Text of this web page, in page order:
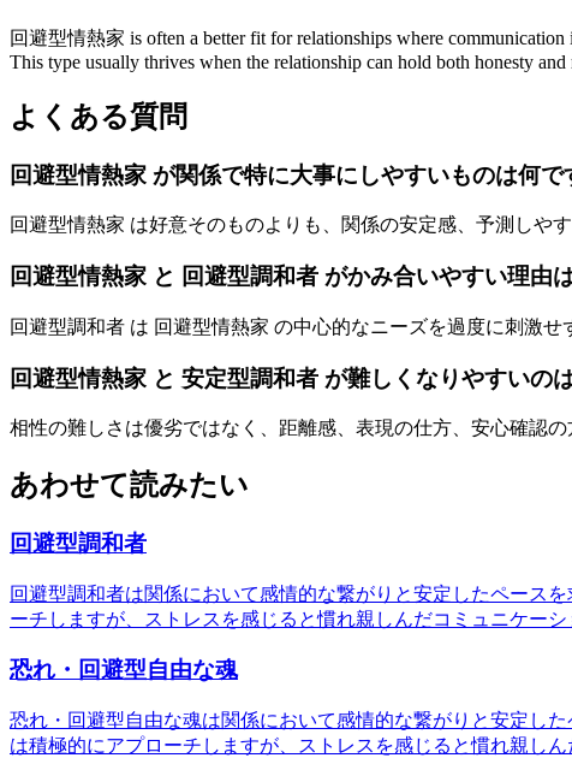
回避型情熱家 is often a better fit for relationships where
This type usually thrives when the relationship can hold both honesty and
よくある質問
回避型情熱家 が関係で特に大事にしやすいものは何で
回避型情熱家 は好意そのものよりも、関係の安定感、予測しや
回避型情熱家 と 回避型調和者 がかみ合いやすい理由
回避型調和者 は 回避型情熱家 の中心的なニーズを過度に刺激
回避型情熱家 と 安定型調和者 が難しくなりやすいの
相性の難しさは優劣ではなく、距離感、表現の仕方、安心確認
あわせて読みたい
回避型調和者
回避型調和者は関係において感情的な繋がりと安定したペース
ーチしますが、ストレスを感じると慣れ親しんだコミュニケー
恐れ・回避型自由な魂
恐れ・回避型自由な魂は関係において感情的な繋がりと安定し
は積極的にアプローチしますが、ストレスを感じると慣れ親し